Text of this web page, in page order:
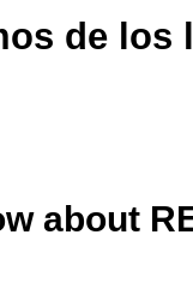
de los
about